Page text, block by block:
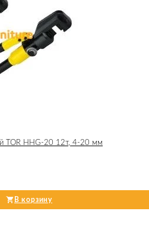
TOR HHG-20 12т, 4-20 мм
В корзину